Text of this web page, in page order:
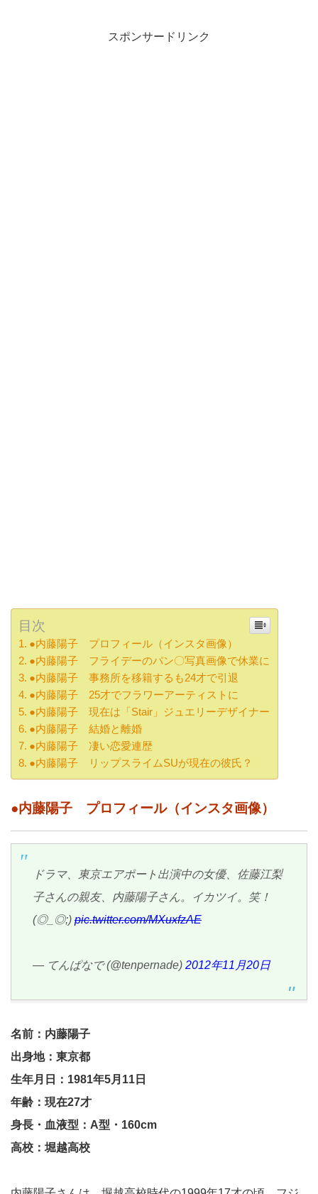
スポンサードリンク
目次
●内藤陽子 プロフィール（インスタ画像）
●内藤陽子 フライデーのパン〇写真画像で休業に
●内藤陽子 事務所を移籍するも24才で引退
●内藤陽子 25才でフラワーアーティストに
●内藤陽子 現在は「Stair」ジュエリーデザイナー
●内藤陽子 結婚と離婚
●内藤陽子 凄い恋愛連歴
●内藤陽子 リップスライムSUが現在の彼氏？
●内藤陽子 プロフィール（インスタ画像）
ドラマ、東京エアポート出演中の女優、佐藤江梨
子さんの親友、内藤陽子さん。イカツイ。笑！
(◎_◎;) pic.twitter.com/MXuxfzAE
— てんぱなで (@tenpernade) 2012年11月20日
名前：内藤陽子
出身地：東京都
生年月日：1981年5月11日
年齢：現在27才
身長・血液型：A型・160cm
高校：堀越高校